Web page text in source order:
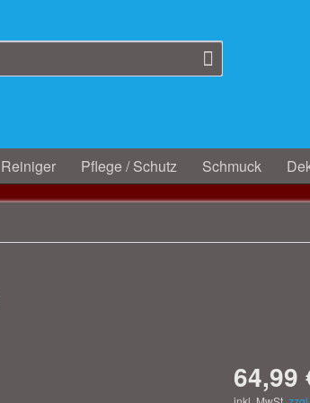
Reiniger Pflege / Schutz Schmuck
64,99